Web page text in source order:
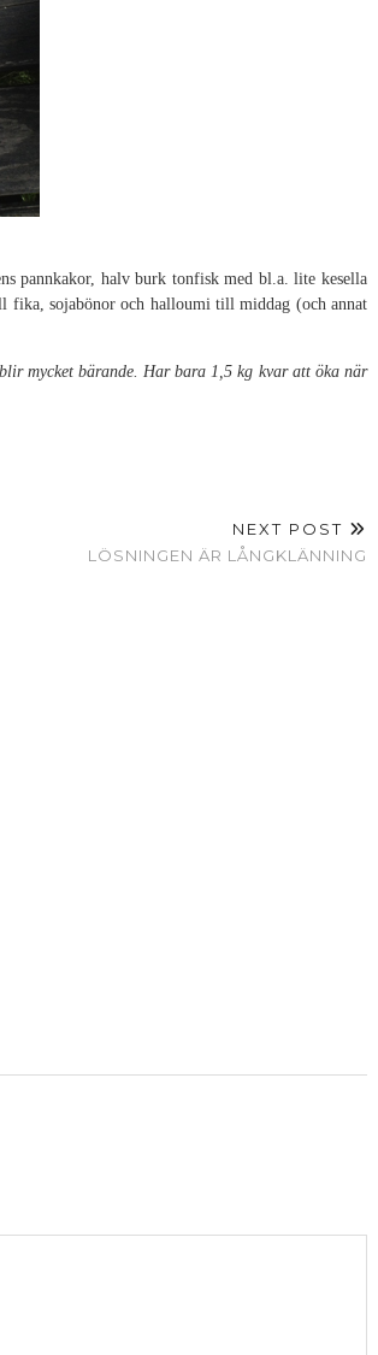
pannkakor, halv burk tonfisk med bl.a. lite kesella
fika, sojabönor och halloumi till middag (och annat
mycket bärande. Har bara 1,5 kg kvar att öka när
NEXT POST
LÖSNINGEN ÄR LÅNGKLÄNNING